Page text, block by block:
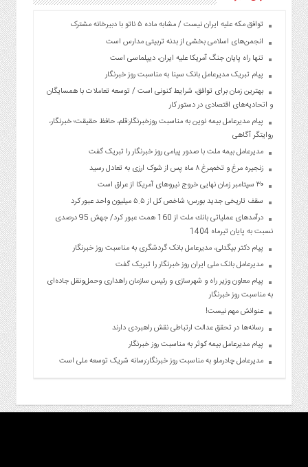
توافق مکه علیه ایران نیست / مشابه ماده ۵ ناتو با دبیرخانه مشترک
انجمن‌های اسلامی بخشی از بدنه تربیتی مدارس است
تنها راه پایان جنگ آمریکا علیه ایران، دیپلماسی است
پیام تبریک مدیرعامل بانک سینا به مناسبت روز خبرنگار
بهترین زمان برای توافق، شرایط کنونی است / توسعه تعاملات با همسایگان
و اتحادیه‌های اقتصادی در دستور کار
پیام مدیرعامل بیمه نوین به مناسبت روزخبرنگار:قلم، حافظ حقیقت؛ خبرنگار،
روایتگر آگاهی
مدیرعامل بیمه ملت با صدور پیامی روز خبرنگار را تبریک گفت
زنجیره مرغ و تخم‌مرغ ۸ ماه پس از شوک ارزی به تعادل رسید
۳۰ سپتامبر زمان نهایی خروج نیروهای آمریکا از عراق است
سقف تاریخی جدید بورس؛ شاخص کل از ۵.۵ میلیون واحد عبور کرد
درآمدهای عملیاتی بانك ملت از 160 همت عبور كرد/ جهش 95 درصدی
نسبت به پایان تیرماه 1404
پیام دکتر بیگدلی، مدیرعامل بانک گردشگری به مناسبت روز خبرنگار
مدیرعامل بانک ملی ایران روز خبرنگار را تبریک گفت
پیام معاون وزیر راه و شهرسازی و رئیس سازمان راهداری وحمل‌ونقل جاده‌ای
به مناسبت روز خبرنگار
عنوانش مهم نیست!
رسانه‌ها در تحقق عدالت ارتباطی نقش راهبردی دارند
پیام مدیرعامل بیمه کوثر به مناسبت روز خبرنگار
مدیرعامل چادرملو به مناسبت روز خبرنگار:رسانه شریک توسعه ملی است